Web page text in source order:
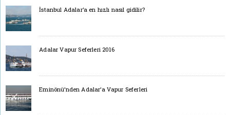
İstanbul Adalar’a en hızlı nasıl gidilir?
Adalar Vapur Seferleri 2016
Eminönü’nden Adalar’a Vapur Seferleri